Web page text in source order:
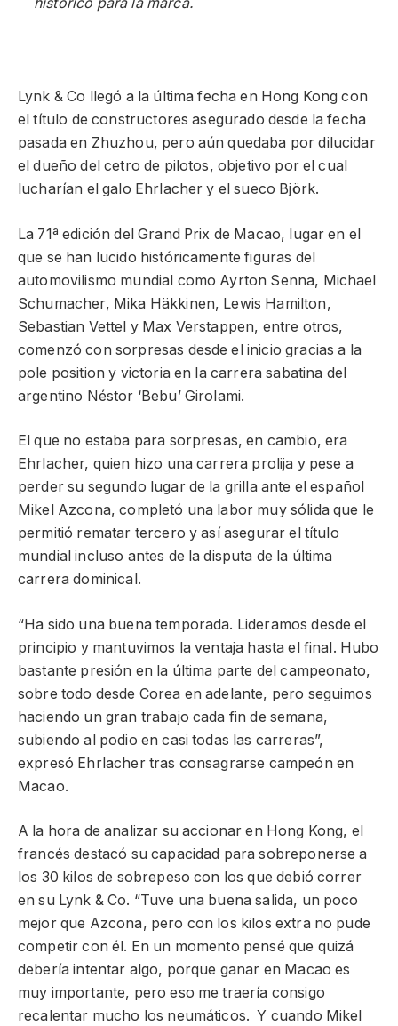
Lynk & Co llegó a la última fecha en Hong Kong con
el título de constructores asegurado desde la fecha
pasada en Zhuzhou, pero aún quedaba por dilucidar
el dueño del cetro de pilotos, objetivo por el cual
lucharían el galo Ehrlacher y el sueco Björk.
La 71ª edición del Grand Prix de Macao, lugar en el
que se han lucido históricamente figuras del
automovilismo mundial como Ayrton Senna, Michael
Schumacher, Mika Häkkinen, Lewis Hamilton,
Sebastian Vettel y Max Verstappen, entre otros,
comenzó con sorpresas desde el inicio gracias a la
pole position y victoria en la carrera sabatina del
argentino Néstor ‘Bebu’ Girolami.
El que no estaba para sorpresas, en cambio, era
Ehrlacher, quien hizo una carrera prolija y pese a
perder su segundo lugar de la grilla ante el español
Mikel Azcona, completó una labor muy sólida que le
permitió rematar tercero y así asegurar el título
mundial incluso antes de la disputa de la última
carrera dominical.
“Ha sido una buena temporada. Lideramos desde el
principio y mantuvimos la ventaja hasta el final. Hubo
bastante presión en la última parte del campeonato,
sobre todo desde Corea en adelante, pero seguimos
haciendo un gran trabajo cada fin de semana,
subiendo al podio en casi todas las carreras”,
expresó Ehrlacher tras consagrarse campeón en
Macao.
A la hora de analizar su accionar en Hong Kong, el
francés destacó su capacidad para sobreponerse a
los 30 kilos de sobrepeso con los que debió correr
en su Lynk & Co. “Tuve una buena salida, un poco
mejor que Azcona, pero con los kilos extra no pude
competir con él. En un momento pensé que quizá
debería intentar algo, porque ganar en Macao es
muy importante, pero eso me traería consigo
recalentar mucho los neumáticos. Y cuando Mikel